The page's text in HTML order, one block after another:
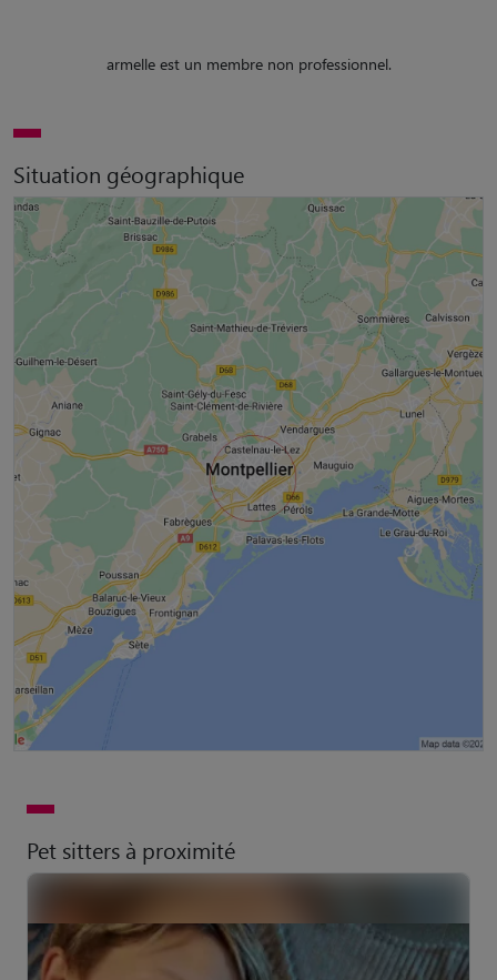
armelle est un membre non professionnel.
Situation géographique
Pet sitters à proximité